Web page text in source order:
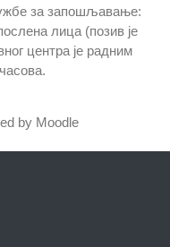
за запошљавање:
лица (позив је
центра је радним
by Moodle